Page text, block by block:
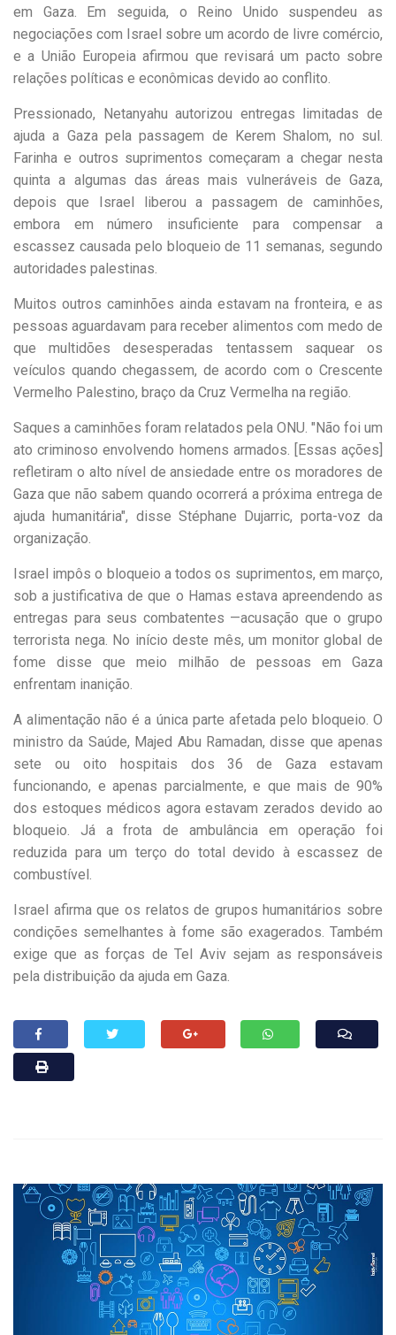
em Gaza. Em seguida, o Reino Unido suspendeu as
negociações com Israel sobre um acordo de livre comércio,
e a União Europeia afirmou que revisará um pacto sobre
relações políticas e econômicas devido ao conflito.
Pressionado, Netanyahu autorizou entregas limitadas de
ajuda a Gaza pela passagem de Kerem Shalom, no sul.
Farinha e outros suprimentos começaram a chegar nesta
quinta a algumas das áreas mais vulneráveis de Gaza,
depois que Israel liberou a passagem de caminhões,
embora em número insuficiente para compensar a
escassez causada pelo bloqueio de 11 semanas, segundo
autoridades palestinas.
Muitos outros caminhões ainda estavam na fronteira, e as
pessoas aguardavam para receber alimentos com medo de
que multidões desesperadas tentassem saquear os
veículos quando chegassem, de acordo com o Crescente
Vermelho Palestino, braço da Cruz Vermelha na região.
Saques a caminhões foram relatados pela ONU. "Não foi um
ato criminoso envolvendo homens armados. [Essas ações]
refletiram o alto nível de ansiedade entre os moradores de
Gaza que não sabem quando ocorrerá a próxima entrega de
ajuda humanitária", disse Stéphane Dujarric, porta-voz da
organização.
Israel impôs o bloqueio a todos os suprimentos, em março,
sob a justificativa de que o Hamas estava apreendendo as
entregas para seus combatentes —acusação que o grupo
terrorista nega. No início deste mês, um monitor global de
fome disse que meio milhão de pessoas em Gaza
enfrentam inanição.
A alimentação não é a única parte afetada pelo bloqueio. O
ministro da Saúde, Majed Abu Ramadan, disse que apenas
sete ou oito hospitais dos 36 de Gaza estavam
funcionando, e apenas parcialmente, e que mais de 90%
dos estoques médicos agora estavam zerados devido ao
bloqueio. Já a frota de ambulância em operação foi
reduzida para um terço do total devido à escassez de
combustível.
Israel afirma que os relatos de grupos humanitários sobre
condições semelhantes à fome são exagerados. Também
exige que as forças de Tel Aviv sejam as responsáveis
pela distribuição da ajuda em Gaza.